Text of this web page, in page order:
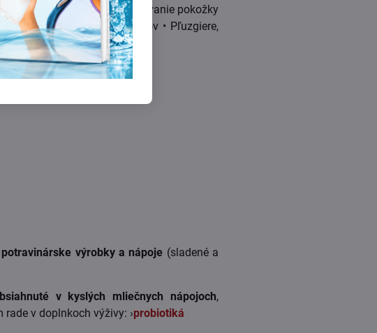
tela • Svrbenie a olupovanie pokožky
• žltnutie a štiepeniu nechtov • Pľuzgiere,
potravinárske výrobky a nápoje (sladené a
v kyslých mliečnych nápojoch,
v doplnkoch výživy: ›probiotiká